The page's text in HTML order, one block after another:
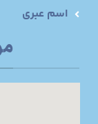
اسم عبری